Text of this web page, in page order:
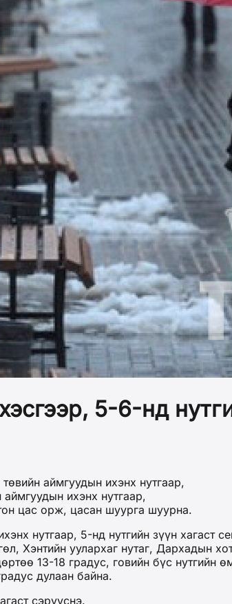
5-6-нд
аймгуудын ихэнх нутгаар,
ихэнх нутгаар,
цас орж, цасан шуурга шуурна.
нутгаар, 5-нд нутгийн зүүн
Хэнтийн уулархаг нутаг, Дархадын
13-18 градус, говийн бүс
дулаан байна.
сэрүүснэ.